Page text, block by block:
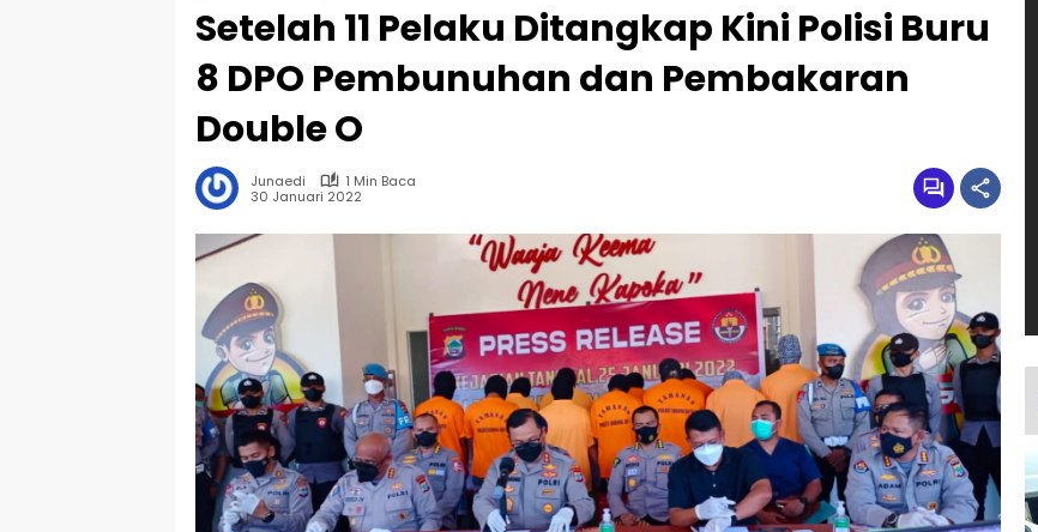
Setelah 11 Pelaku Ditangkap Kini Polisi Buru
8 DPO Pembunuhan dan Pembakaran
Double O
Junaedi
1 Min Baca
30 Januari 2022